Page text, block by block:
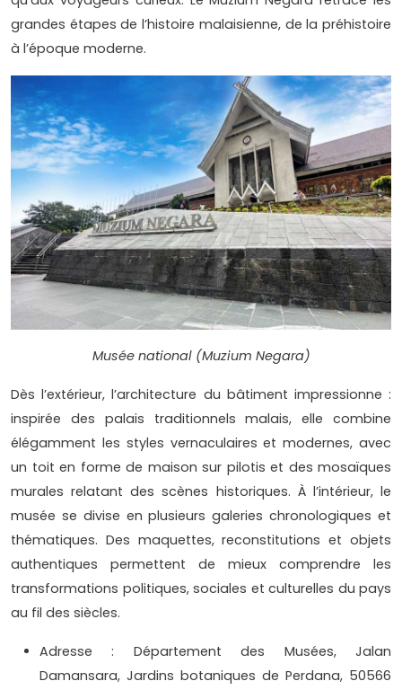
grandes étapes de l’histoire malaisienne, de la préhistoire
à l’époque moderne.
Musée national (Muzium Negara)
Dès l’extérieur, l’architecture du bâtiment impressionne :
inspirée des palais traditionnels malais, elle combine
élégamment les styles vernaculaires et modernes, avec
un toit en forme de maison sur pilotis et des mosaïques
murales relatant des scènes historiques. À l’intérieur, le
musée se divise en plusieurs galeries chronologiques et
thématiques. Des maquettes, reconstitutions et objets
authentiques permettent de mieux comprendre les
transformations politiques, sociales et culturelles du pays
au fil des siècles.
Adresse : Département des Musées, Jalan
Damansara, Jardins botaniques de Perdana, 50566